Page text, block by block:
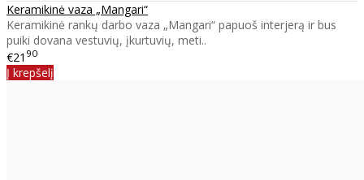
Keramikinė vaza „Mangari“
Keramikinė rankų darbo vaza „Mangari“ papuoš interjerą ir bus
puiki dovana vestuvių, įkurtuvių, meti..
€21 90
Į krepšelį